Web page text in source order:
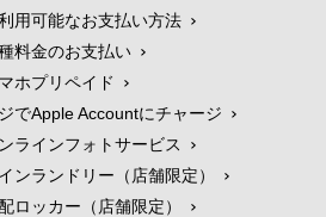
用可能なお支払い方法
料金のお支払い
ホプリペイド
でApple Accountにチャージ
ラインフォトサービス
ンランドリー（店舗限定）
ロッカー（店舗限定）